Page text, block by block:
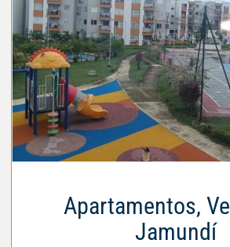
Apartamentos,
Jamundí